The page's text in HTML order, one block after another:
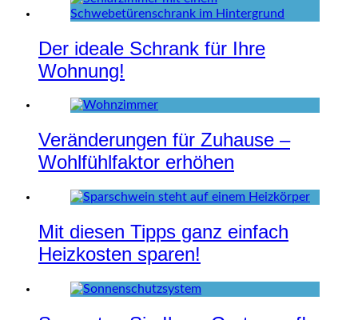
Der ideale Schrank für Ihre
Wohnung!
Veränderungen für Zuhause –
Wohlfühlfaktor erhöhen
Mit diesen Tipps ganz einfach
Heizkosten sparen!